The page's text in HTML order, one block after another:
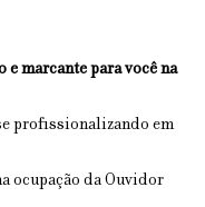
e marcante para você na
profissionalizando em
ocupação da Ouvidor